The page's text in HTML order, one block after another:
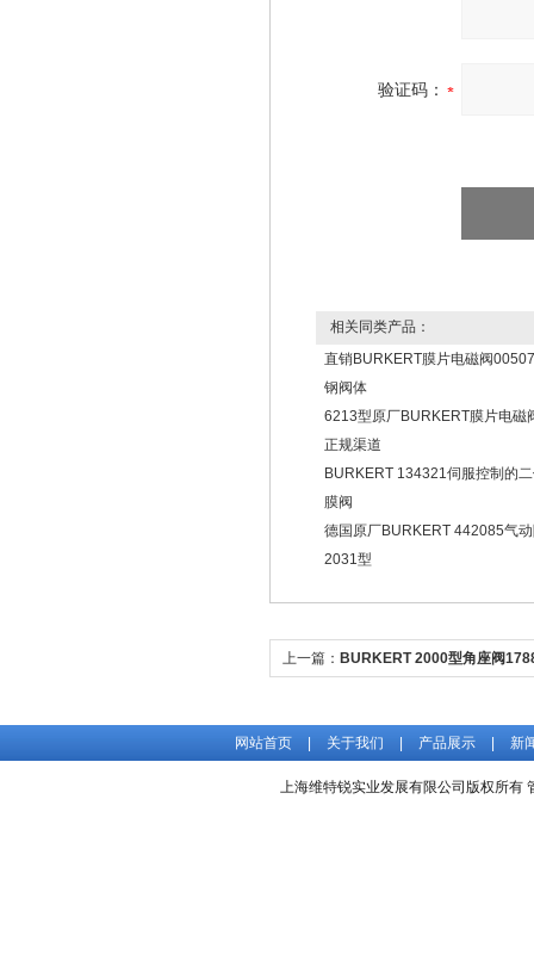
验证码：
相关同类产品：
直销BURKERT膜片电磁阀
钢阀体
6213型原厂BURKERT膜片电磁
正规渠道
BURKERT 134321伺服控制的
膜阀
德国原厂BURKERT 442085气
2031型
上一篇： BURKERT 2000型角座阀
网站首页 关于我们 产品展示 新
上海维特锐实业发展有限公司版权所有